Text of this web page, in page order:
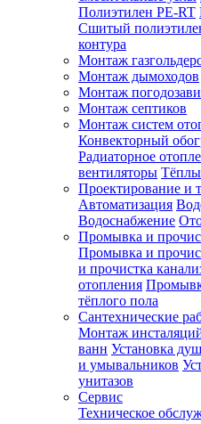
Полиэтилен PE-RT
Сшитый
контура
Монтаж
Монтаж дымоходов
Монтаж
Монтаж септиков
Монтаж систем
Конвекторный
Радиаторное
вентиляторы
Проектирование и
Автоматизация
Водоснабжение
Промывка и
Промывка и
и прочистка
отопления
тёплого пола
Сантехнические
Монтаж
ванн Установка
и умывальников
унитазов
Сервис
Техническое